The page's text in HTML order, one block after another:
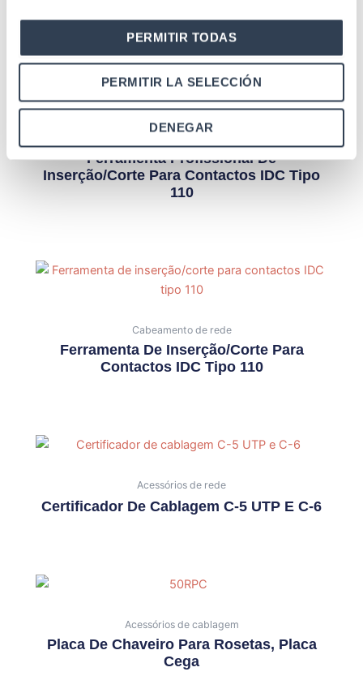
PERMITIR TODAS
PERMITIR LA SELECCIÓN
DENEGAR
Produtos relacionados
Ferramenta Profissional De
Inserção/corte Para Contactos IDC Tipo
110
Cabeamento de rede
Ferramenta De Inserção/corte Para
Contactos IDC Tipo 110
Acessórios de rede
Certificador De Cablagem C-5 UTP E C-6
Acessórios de cablagem
Placa De Chaveiro Para Rosetas, Placa
Cega